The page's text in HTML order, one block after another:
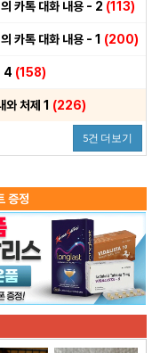
카톡 대화 내용 - 2 (113)
카톡 대화 내용 - 1 (200)
4 (158)
와 처제 1 (226)
5건 더보기
증정